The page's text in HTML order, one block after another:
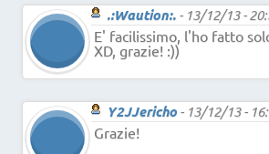
.:Waution:. - 13/12/13 -
E' facilissimo, l'ho fatto
XD, grazie! :))
Y2JJericho - 13/12/13 -
Grazie!